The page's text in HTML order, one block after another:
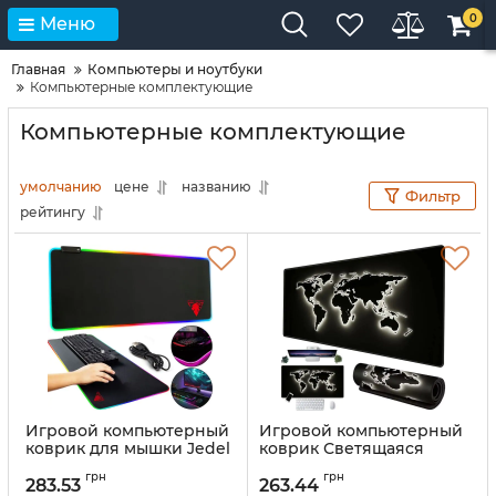
Меню 0
Главная
Компьютеры и ноутбуки
Компьютерные комплектующие
Компьютерные комплектующие
умолчанию цене
названию
рейтингу
Фильтр
Игровой компьютерный
коврик для мышки Jedel
поверхность c RGB
283.53 грн
Игровой компьютерный
коврик Светящаяся
см для клавиатуры и
263.44 грн